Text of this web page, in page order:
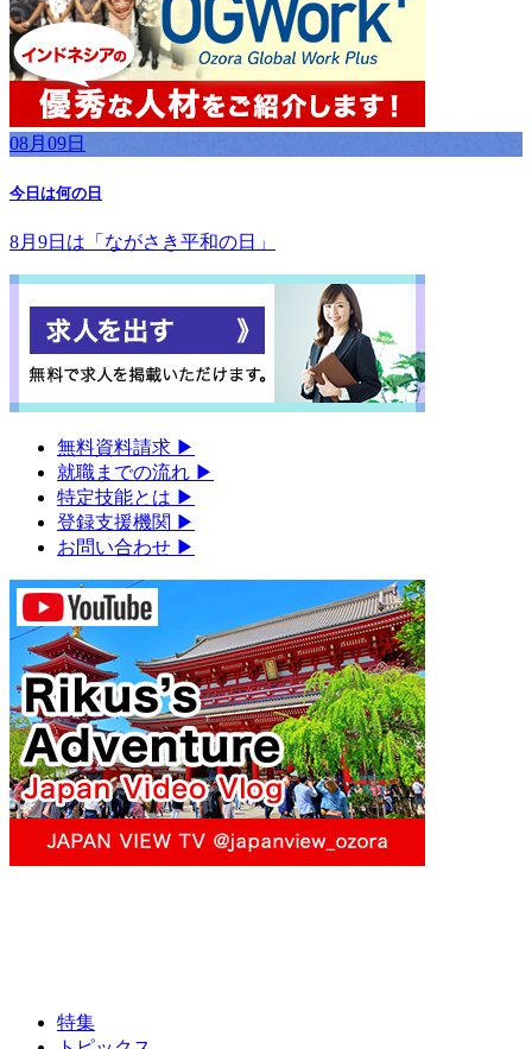
08月09日
今日は何の日
8月9日は「ながさき平和の日」
無料資料請求 ▶︎
就職までの流れ ▶︎
特定技能とは ▶︎
登録支援機関 ▶︎
お問い合わせ ▶︎
特集